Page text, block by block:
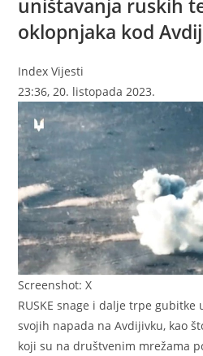
uništavanja ruskih
oklopnjaka kod
Index Vijesti
23:36, 20. listopada 2023.
Screenshot: X
RUSKE snage i dalje trpe
svojih napada na Avdijivku, kao
koji su na društvenim mrežama